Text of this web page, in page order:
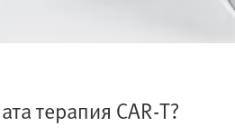
терапия CAR-T?